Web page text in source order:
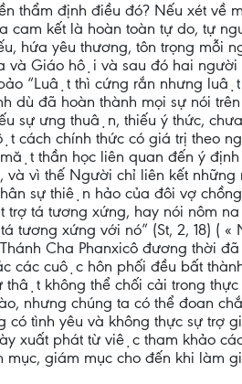
thẩm định điều đó? Nếu xét
cam kết là hoàn toàn tự do, tự
hứa yêu thương, tôn trọng mỗi
Giáo hội và sau đó hai
“Luật thì cứng rắn nhưng
đã hoàn thành mọi sự nói
sự ưng thuận, thiếu ý thức,
cách chính thức có giá trị theo
thần học liên quan đến ý định
vì thế Người chỉ liên kết
sự thiện hảo của đôi vợ
tá tương xứng, hay nói nôm
xứng với nó” (St, 2, 18) ( «
Cha Phanxicô đương thời
các cuộc hôn phối đều bất
không thể chối cải trong
nhưng chúng ta có thể đoan
tình yêu và không thực sự trợ
xuất phát từ việc tham khảo
giám mục cho đến khi làm